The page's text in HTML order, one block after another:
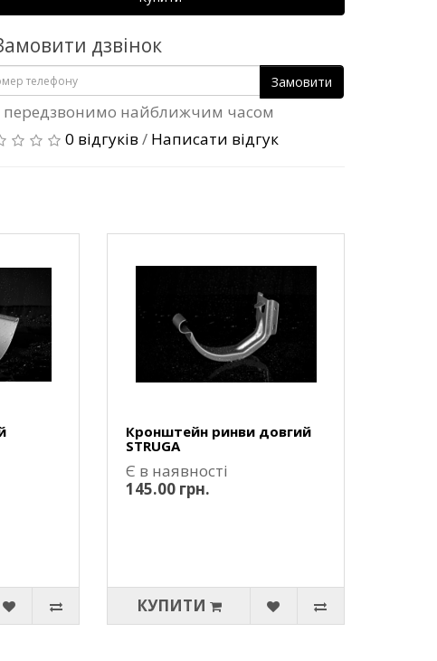
дзвінок
Замовити
найближчим часом
0 відгуків / Написати відгук
Кронштейн ринви довгий
STRUGA
Є в наявності
145.00 грн.
КУПИТИ